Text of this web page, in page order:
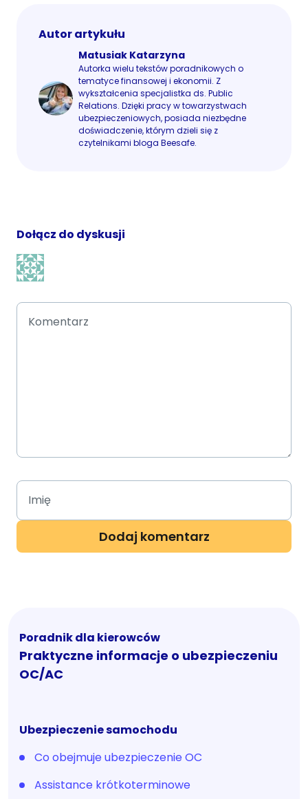
Autor artykułu
Matusiak Katarzyna
Autorka wielu tekstów poradnikowych o
tematyce finansowej i ekonomii. Z
wykształcenia specjalistka ds. Public
Relations. Dzięki pracy w towarzystwach
ubezpieczeniowych, posiada niezbędne
doświadczenie, którym dzieli się z
czytelnikami bloga Beesafe.
Dołącz do dyskusji
Poradnik dla kierowców
Praktyczne informacje o ubezpieczeniu
OC/AC
Ubezpieczenie samochodu
Co obejmuje ubezpieczenie OC
Assistance krótkoterminowe